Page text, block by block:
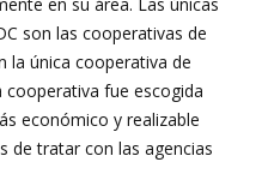
en su área. Las únicas
son las cooperativas de
la única cooperativa de
cooperativa fue escogida
económico y realizable
de tratar con las agencias